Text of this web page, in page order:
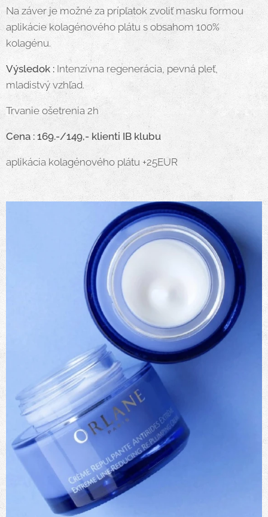
Na záver je možné za príplatok zvoliť masku formou
aplikácie kolagénového plátu s obsahom 100%
kolagénu.
Výsledok : Intenzívna regenerácia, pevná pleť,
mladistvý vzhľad.
Trvanie ošetrenia 2h
Cena : 169.-/149,- klienti IB klubu
aplikácia kolagénového plátu +25EUR